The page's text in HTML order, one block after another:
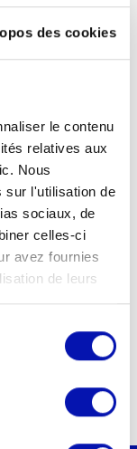
des cookies
le contenu
relatives aux
Nous
sur l'utilisation de
sociaux, de
celles-ci
avez fournies
de leurs